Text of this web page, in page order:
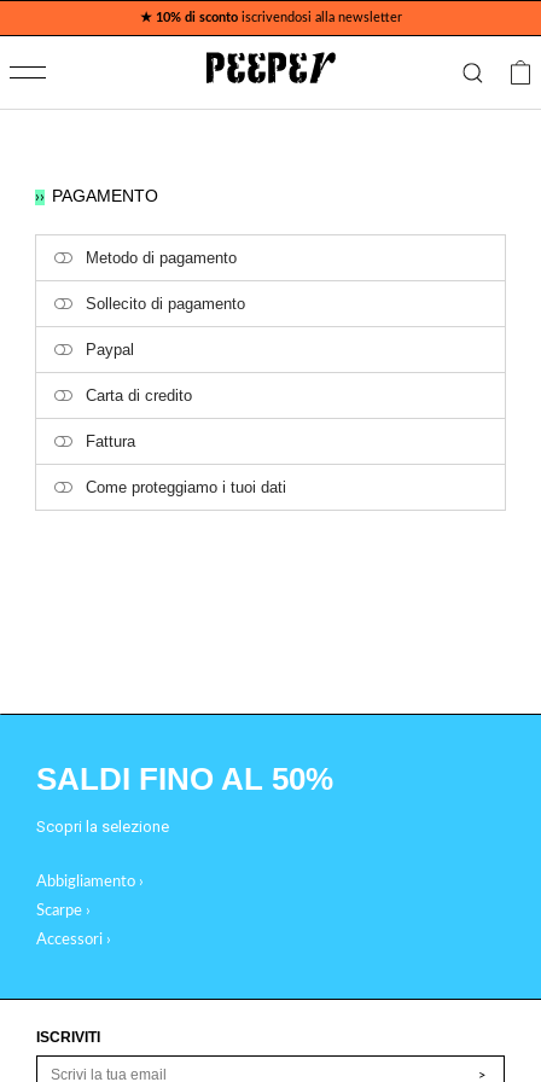
★ 10% di scontoiscrivendosi alla newsletter
›› PAGAMENTO
Metodo di pagamento
Sollecito di pagamento
Paypal
Carta di credito
Fattura
Come proteggiamo i tuoi dati
SALDI FINO AL 50%
Scopri la selezione
Abbigliamento ›
Scarpe ›
Accessori ›
ISCRIVITI
>